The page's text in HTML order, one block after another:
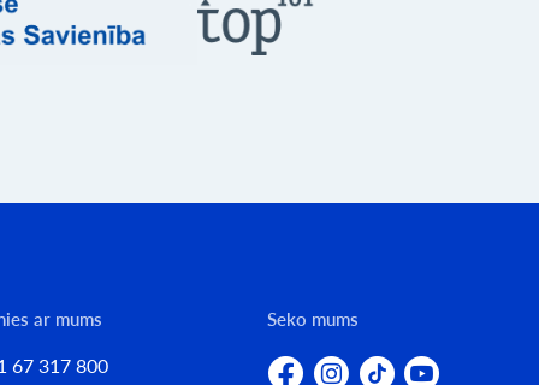
ar mums
67 317 800
Seko mums